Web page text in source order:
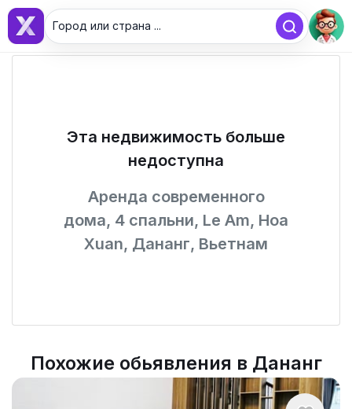
Город или страна ...
Эта недвижимость больше
недоступна
Аренда современного
дома, 4 спальни, Le Am, Hoa
Xuan, Дананг, Вьетнам
Похожие обьявления в Дананг